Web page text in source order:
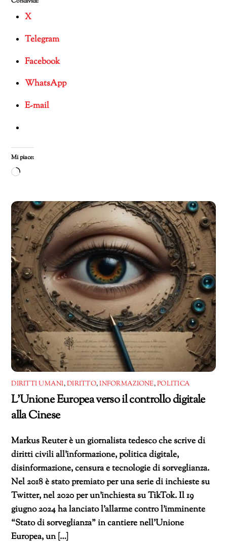
X
Telegram
Facebook
WhatsApp
E-mail
Mi piace:
Caricamento
corso…
DIRITTI UMANI,DIRITTO,INFORMAZIONE,POLITICA
L’Unione Europea verso il controllo digitale
alla Cinese
Markus Reuter è un giornalista tedesco che scrive di
diritti civili all’informazione, politica digitale,
disinformazione, censura e tecnologie di sorveglianza.
Nel 2018 è stato premiato per una serie di inchieste su
Twitter, nel 2020 per un’inchiesta su TikTok. Il 19
giugno 2024 ha lanciato l’allarme contro l’imminente
“Stato di sorveglianza” in cantiere nell’Unione
Europea, un […]